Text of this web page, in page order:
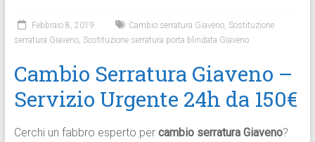
Febbraio 8, 2019 Cambio serratura Giaveno, Sostituzione
serratura Giaveno, Sostituzione serratura porta blindata Giaveno
Cambio Serratura Giaveno –
Servizio Urgente 24h da 150€
Cerchi un fabbro esperto per cambio serratura Giaveno?